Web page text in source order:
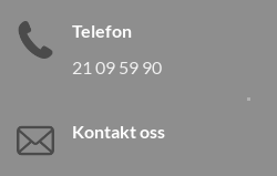
Telefon
21 09 59 90
Kontakt oss